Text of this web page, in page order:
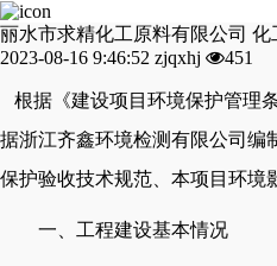
丽水市求精化工原料有限公司
2023-08-16 9:46:52 zjqxhj 451
根据《建设项目环境保护管理
据浙江齐鑫环境检测有限公司 编
保护验收技术规范、本项目环境
一、工程建设基本情况